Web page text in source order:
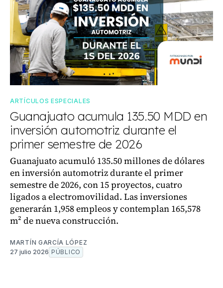
ARTÍCULOS ESPECIALES
Guanajuato acumula 135.50 MDD en
inversión automotriz durante el
primer semestre de 2026
Guanajuato acumuló 135.50 millones de dólares
en inversión automotriz durante el primer
semestre de 2026, con 15 proyectos, cuatro
ligados a electromovilidad. Las inversiones
generarán 1,958 empleos y contemplan 165,578
m² de nueva construcción.
MARTÍN GARCÍA LÓPEZ
27 julio 2026 PÚBLICO